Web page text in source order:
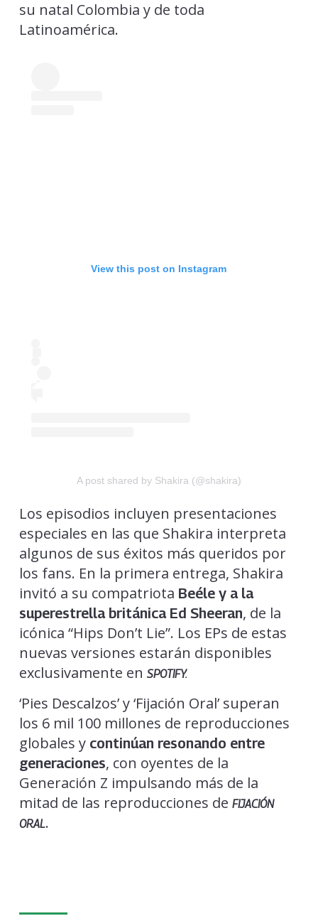
su natal Colombia y de toda
Latinoamérica.
View this post on Instagram
A post shared by Shakira (@shakira)
Los episodios incluyen presentaciones
especiales en las que Shakira interpreta
algunos de sus éxitos más queridos por
los fans. En la primera entrega, Shakira
invitó a su compatriota Beéle y a la
superestrella británica Ed Sheeran, de la
icónica “Hips Don’t Lie”. Los EPs de estas
nuevas versiones estarán disponibles
exclusivamente en SPOTIFY.
‘Pies Descalzos’ y ‘Fijación Oral’ superan
los 6 mil 100 millones de reproducciones
globales y continúan resonando entre
generaciones, con oyentes de la
Generación Z impulsando más de la
mitad de las reproducciones de FIJACIÓN
ORAL.